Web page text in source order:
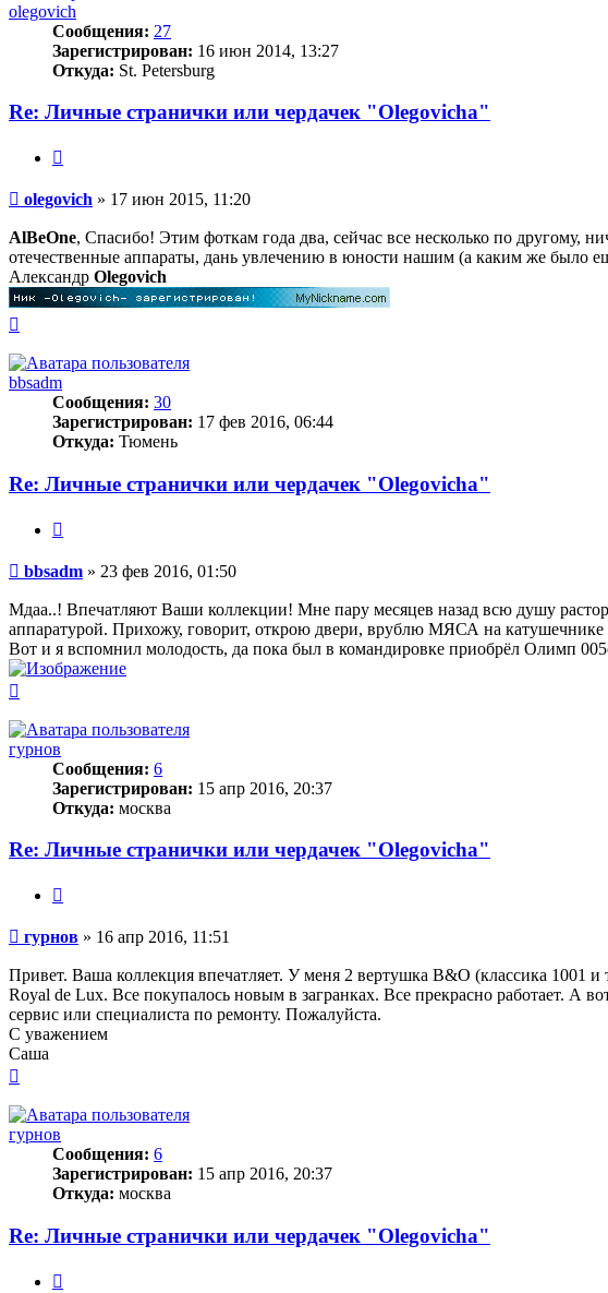
olegovich
Сообщения: 27
Зарегистрирован: 16 июн 2014, 13:27
Откуда: St. Petersburg
Re: Личные странички или чердачек "Olegovicha"
Сообщение
olegovich » 17 июн 2015, 11:20
AlBeOne, Спасибо! Этим фоткам года два, сейчас все несколько по другому,
отечественные аппараты, дань увлечению в юности нашим (а каким же было
Александр Olegovich
началу
bbsadm
Сообщения: 30
Зарегистрирован: 17 фев 2016, 06:44
Откуда: Тюмень
Re: Личные странички или чердачек "Olegovicha"
Сообщение
bbsadm » 23 фев 2016, 01:50
Мдаа..! Впечатляют Ваши коллекции! Мне пару месяцев назад всю душу
аппаратурой. Прихожу, говорит, открою двери, врублю МЯСА на
Вот и я вспомнил молодость, да пока был в командировке приобрёл Олимп
началу
гурнов
Сообщения: 6
Зарегистрирован: 15 апр 2016, 20:37
Откуда: москва
Re: Личные странички или чердачек "Olegovicha"
Сообщение
гурнов » 16 апр 2016, 11:51
Привет. Ваша коллекция впечатляет. У меня 2 вертушка B&O (классика
Royal de Lux. Все покупалось новым в загранках. Все прекрасно работает. А
сервис или специалиста по ремонту. Пожалуйста.
С уважением
Саша
началу
гурнов
Сообщения: 6
Зарегистрирован: 15 апр 2016, 20:37
Откуда: москва
Re: Личные странички или чердачек "Olegovicha"